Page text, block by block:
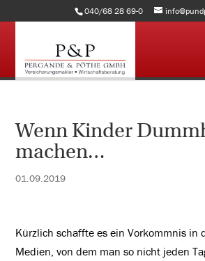
040/68 28 69-0
Wenn Kinder
machen…
01.09.2019
Kürzlich schaffte es ein Vorkommnis in
Medien, von dem man so nicht jeden